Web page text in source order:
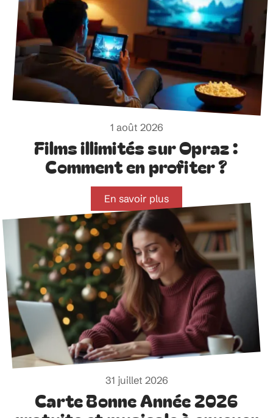
1 août 2026
Films illimités sur Opraz :
Comment en profiter ?
En savoir plus
31 juillet 2026
Carte Bonne Année 2026